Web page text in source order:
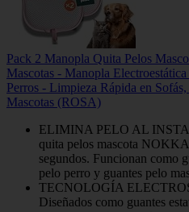
Pack 2 Manopla Quita Pelos
Mascotas - Manopla
Perros - Limpieza Rápida en
Mascotas (ROSA)
ELIMINA PELO AL
quita pelos mascota
segundos. Funcionan como
pelo perro y guantes pelo
TECNOLOGÍA
Diseñados como guantes